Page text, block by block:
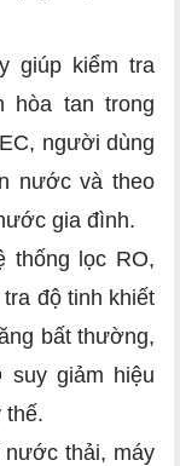
giúp kiểm tra
hòa tan trong
người dùng
nước và theo
gia đình.
thống lọc RO,
độ tinh khiết
bất thường,
suy giảm hiệu
thế.
nước thải, máy